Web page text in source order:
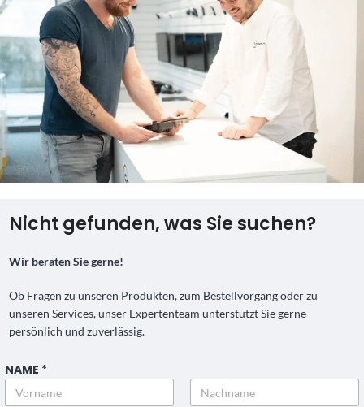
Nicht gefunden, was Sie suchen?
Wir beraten Sie gerne!
Ob Fragen zu unseren Produkten, zum Bestellvorgang oder zu
unseren Services, unser Expertenteam unterstützt Sie gerne
persönlich und zuverlässig.
NAME *